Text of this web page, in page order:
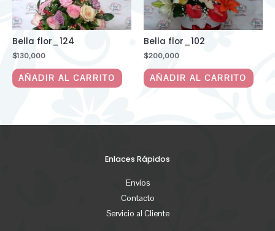
Bella flor_124
$130,000
AÑADIR AL CARRITO
Bella flor_102
$200,000
AÑADIR AL CARRITO
Enlaces Rápidos
Envíos
Contacto
Servicio al Cliente